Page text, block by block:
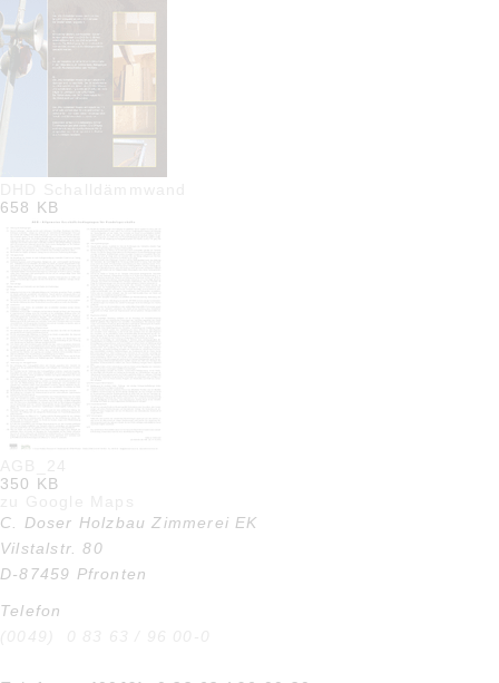
658 KB
350 KB
C. Doser Holzbau Zimmerei EK
Vilstalstr. 80
D-87459 Pfronten
Telefon